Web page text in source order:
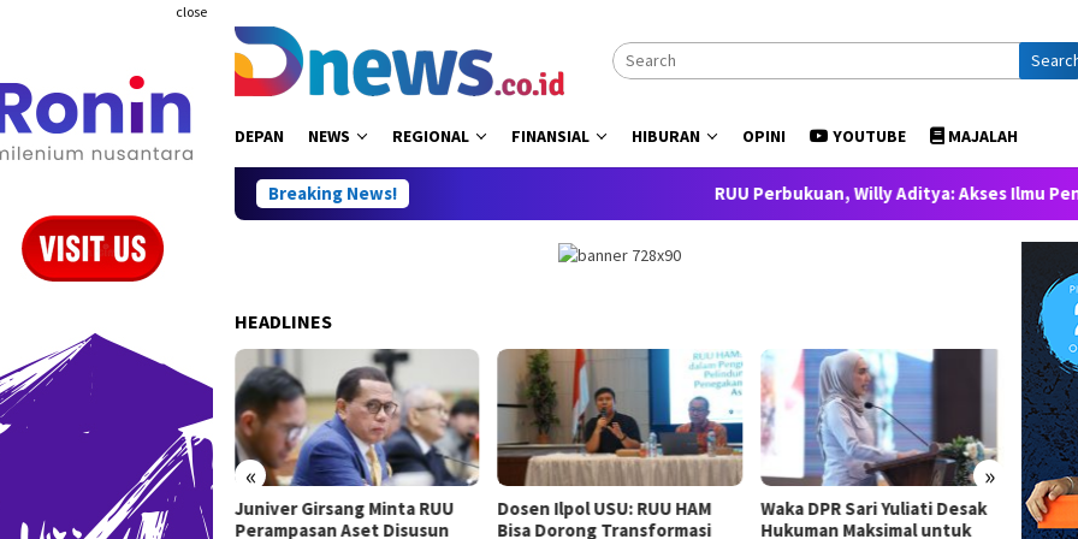
close
DEPAN NEWS REGIONAL FINANSIAL HIBURAN OPINI YOUTUBE MAJALAH
Breaking News! RUU Perbukuan, Willy Aditya: Akses Ilmu Pengetahuan
HEADLINES
« »
Perbukuan, Willy Aditya:
Ilmu Pengetahuan
Juniver Girsang Minta RUU
Perampasan Aset Disusun
Dosen Ilpol USU: RUU HAM
Bisa Dorong Transformasi
Waka DPR Sari Yuliati Desak
Hukuman Maksimal untuk